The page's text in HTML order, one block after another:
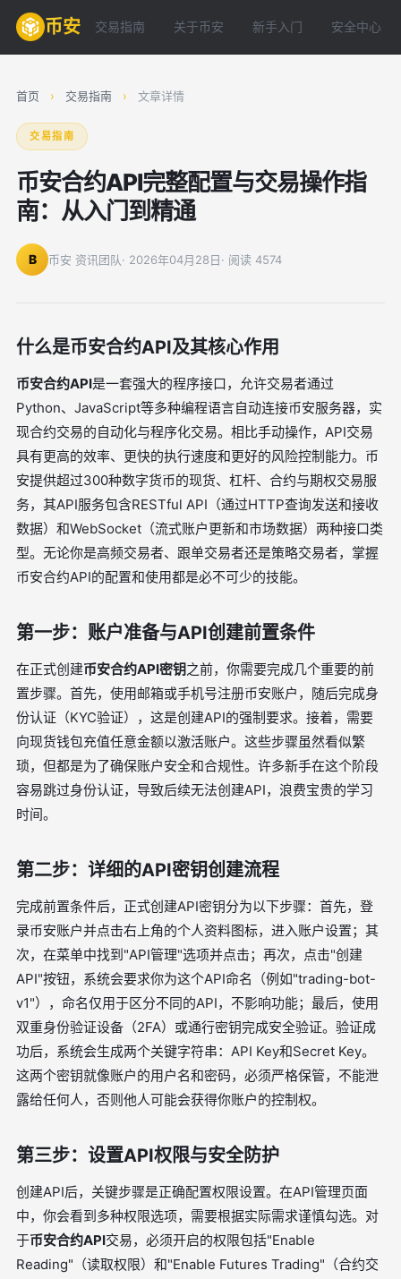
币安 交易指南 关于币安 新手入门 安全中心
首页 › 交易指南 › 文章详情
交易指南
币安合约API完整配置与交易操作指
南：从入门到精通
B 币安 资讯团队· 2026年04月28日· 阅读 4574
什么是币安合约API及其核心作用
币安合约API是一套强大的程序接口，允许交易者通过
Python、JavaScript等多种编程语言自动连接币安服务器，实
现合约交易的自动化与程序化交易。相比手动操作，API交易
具有更高的效率、更快的执行速度和更好的风险控制能力。币
安提供超过300种数字货币的现货、杠杆、合约与期权交易服
务，其API服务包含RESTful API（通过HTTP查询发送和接收
数据）和WebSocket（流式账户更新和市场数据）两种接口类
型。无论你是高频交易者、跟单交易者还是策略交易者，掌握
币安合约API的配置和使用都是必不可少的技能。
第一步：账户准备与API创建前置条件
在正式创建币安合约API密钥之前，你需要完成几个重要的前
置步骤。首先，使用邮箱或手机号注册币安账户，随后完成身
份认证（KYC验证），这是创建API的强制要求。接着，需要
向现货钱包充值任意金额以激活账户。这些步骤虽然看似繁
琐，但都是为了确保账户安全和合规性。许多新手在这个阶段
容易跳过身份认证，导致后续无法创建API，浪费宝贵的学习
时间。
第二步：详细的API密钥创建流程
完成前置条件后，正式创建API密钥分为以下步骤：首先，登
录币安账户并点击右上角的个人资料图标，进入账户设置；其
次，在菜单中找到"API管理"选项并点击；再次，点击"创建
API"按钮，系统会要求你为这个API命名（例如"trading-bot-
v1"），命名仅用于区分不同的API，不影响功能；最后，使用
双重身份验证设备（2FA）或通行密钥完成安全验证。验证成
功后，系统会生成两个关键字符串：API Key和Secret Key。
这两个密钥就像账户的用户名和密码，必须严格保管，不能泄
露给任何人，否则他人可能会获得你账户的控制权。
第三步：设置API权限与安全防护
创建API后，关键步骤是正确配置权限设置。在API管理页面
中，你会看到多种权限选项，需要根据实际需求谨慎勾选。对
于币安合约API交易，必须开启的权限包括"Enable
Reading"（读取权限）和"Enable Futures Trading"（合约交